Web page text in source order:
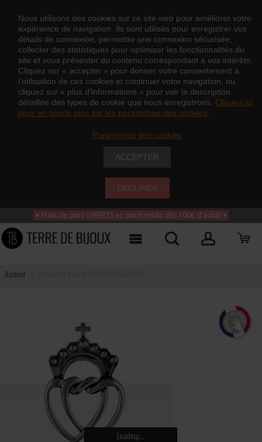
Nous utilisons des cookies sur ce site web pour améliorer votre
expérience de navigation. Ils sont utilisés pour enregistrer vos
détails de connexion, permettre une connexion sécurisée,
collecter des statistiques pour optimiser les fonctionnalités du
site et vous présenter du contenu correspondant à vos intérêts.
Cliquez sur « accepter » pour donner votre consentement à
l’utilisation de ces cookies et continuer votre navigation, ou
cliquez sur « plus d’informations » pour voir la description
détaillée des types de cookie que nous enregistrons. Cliquez ici
pour en savoir plus sur les paramètres des cookies.
Paramètres des cookies
ACCEPTER
DÉCLINER
♥ Frais de port OFFERTS en point relais dès 100€ d'achat ♥
Accueil
Loading...